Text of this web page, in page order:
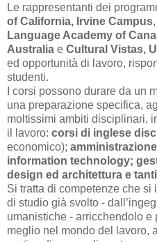
Le rappresentanti dei
of California, Irvine Campus,
Language Academy of
Australia e Cultural Vistas,
ed opportunità di lavoro,
studenti.
I corsi possono durare da un
una preparazione specifica,
moltissimi ambiti disciplinari,
il lavoro: corsi di inglese
economico);
information technology;
design ed architettura e
Si tratta di competenze che
di studio già svolto -
umanistiche - arricchendolo e
meglio nel mondo del lavoro,